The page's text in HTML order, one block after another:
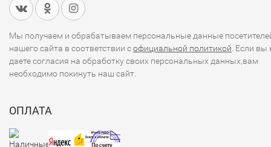
Мы получаем и обрабатываем персональные данные
нашего сайта в соответствии софициальной политикой . Если вы
даете согласия на обработку своих персональных данных,вам
необходимо покинуть наш сайт.
ОПЛАТА